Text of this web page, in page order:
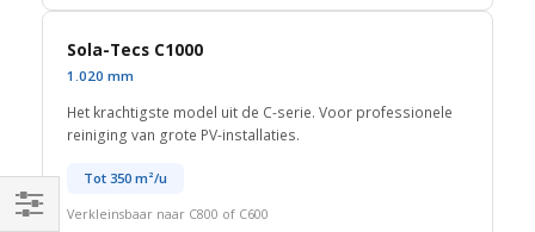
Sola-Tecs C1000
1.020 mm
Het krachtigste model uit de C-serie. Voor professionele
reiniging van grote PV-installaties.
Tot 350 m²/u
Verkleinsbaar naar C800 of C600